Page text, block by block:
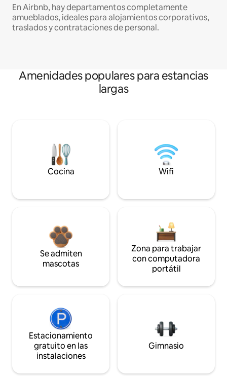
En Airbnb, hay departamentos completamente
amueblados, ideales para alojamientos corporativos,
traslados y contrataciones de personal.
Amenidades populares para estancias
largas
Cocina Wifi
Se admiten
mascotas
Zona para trabajar
con computadora
portátil
Estacionamiento
gratuito en las
instalaciones
Gimnasio